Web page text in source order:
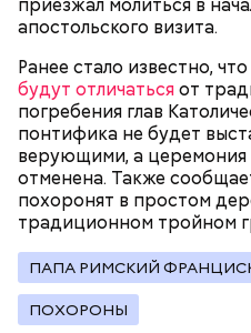
приезжал молиться в
апостольского визита.
Ранее стало известно,
будут отличатьсяот
погребения глав
понтифика не будет
верующими, а церемония
отменена. Также
похоронят в простом
традиционном тройном
ПАПА РИМСКИЙ
ПОХОРОНЫ
Люсиль Рандон (118
Фото: public domain